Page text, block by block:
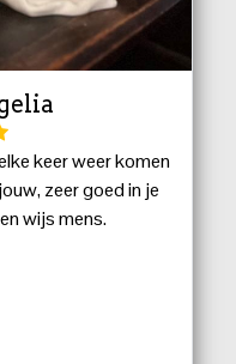
keer weer komen
zeer goed in je
wijs mens.